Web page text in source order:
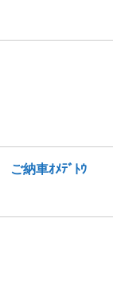
納車ｵﾒﾃﾞﾄｳ